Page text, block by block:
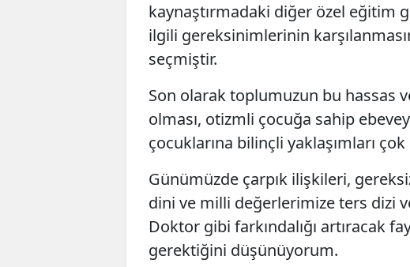
kaynaştırmadaki diğer özel eğitim
ilgili gereksinimlerinin
seçmiştir.
Son olarak toplumuzun bu hassas
olması, otizmli çocuğa sahip
çocuklarına bilinçli yaklaşımları
Günümüzde çarpık ilişkileri,
dini ve milli değerlerimize ters dizi
Doktor gibi farkındalığı artıracak
gerektiğini düşünüyorum.